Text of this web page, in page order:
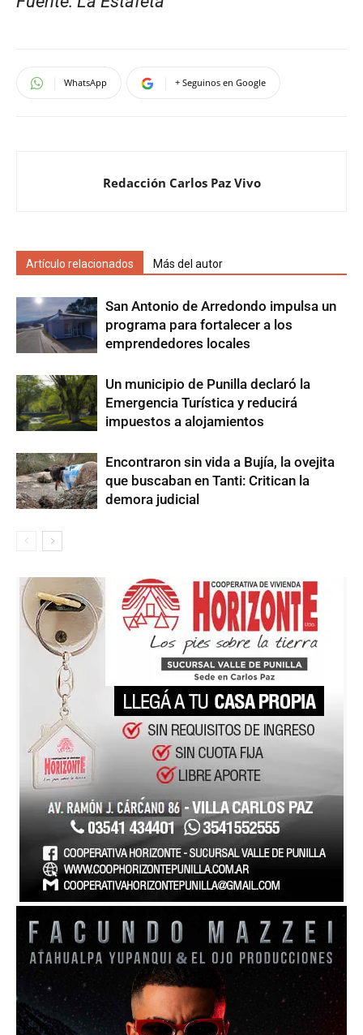
WhatsApp + Seguinos en Google
Redacción Carlos Paz Vivo
Artículo relacionados Más del autor
San Antonio de Arredondo impulsa un
programa para fortalecer a los
emprendedores locales
Un municipio de Punilla declaró la
Emergencia Turística y reducirá
impuestos a alojamientos
Encontraron sin vida a Bujía, la ovejita
que buscaban en Tanti: Critican la
demora judicial